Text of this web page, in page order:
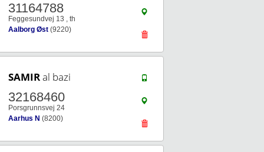
31164788
Feggesundvej 13 , th
Aalborg Øst (9220)
SAMIRal bazi
32168460
Porsgrunnsvej 24
Aarhus N (8200)